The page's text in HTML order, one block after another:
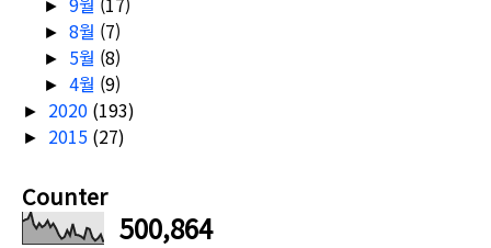
►
►8월 (7)
► 5월 (8)
►4월 (9)
► 2020 (193)
► 2015 (27)
Counter
500,864